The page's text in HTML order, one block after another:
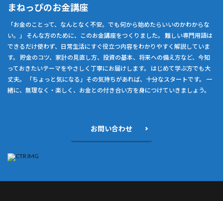
まねっぴのお金講座
「お金のことって、なんとなく不安。でも何から始めたらいいのかわからな
い。」 そんな方のために、このお金講座をつくりました。 難しい専門用語は
できるだけ使わず、日常生活にすぐ役立つ内容をわかりやすく解説していま
す。 貯金のコツ、家計の見直し方、投資の基本、将来への備え方など、今知
っておきたいテーマをやさしく丁寧にお届けします。 はじめて学ぶ方でも大
丈夫。 「ちょっと気になる」その気持ちがあれば、十分なスタートです。 一
緒に、無理なく・楽しく、お金との付き合い方を身につけていきましょう。
お問い合わせ